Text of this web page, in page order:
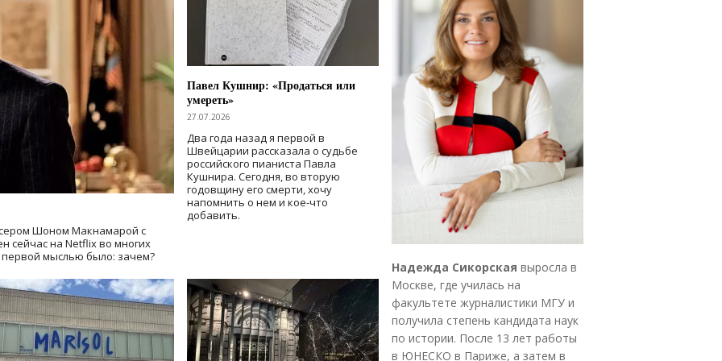
Шоном Макнамарой с
сейчас на Netflix во многих
первой мыслью было: зачем?
Павел Кушнир: «Продаться или
умереть»
27.07.2026
Два года назад я первой в
Швейцарии рассказала о судьбе
российского пианиста Павла
Кушнира. Сегодня, во вторую
годовщину его смерти, хочу
напомнить о нем и кое-что
добавить.
Надежда Сикорская выросла в
Москве, где училась на
факультете журналистики МГУ и
получила степень кандидата наук
по истории. После 13 лет работы
в ЮНЕСКО в Париже, а затем в